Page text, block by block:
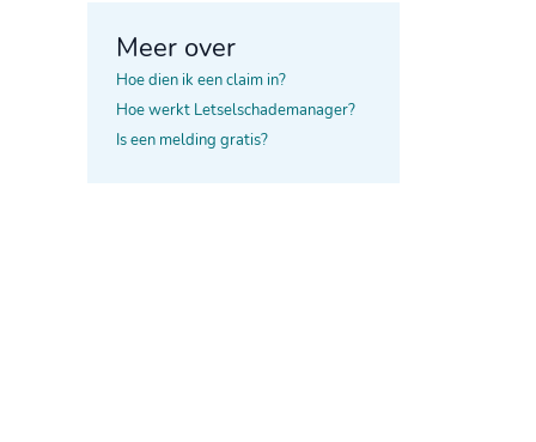
Meer over
Hoe dien ik een claim in?
Hoe werkt Letselschademanager?
Is een melding gratis?